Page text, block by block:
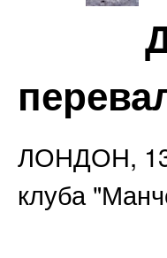
ЛОНДОН, 13
клуба